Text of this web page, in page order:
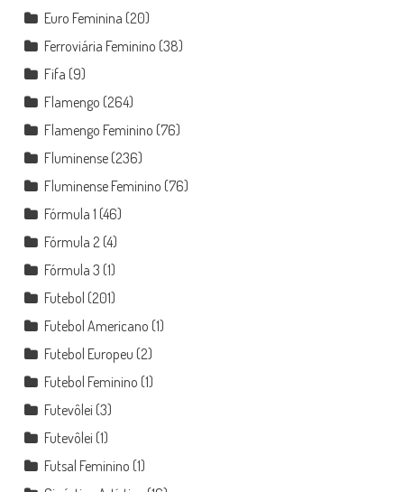
Euro Feminina (20)
Ferroviária Feminino (38)
Fifa (9)
Flamengo (264)
Flamengo Feminino (76)
Fluminense(236)
Fluminense Feminino (76)
Fórmula 1 (46)
Fórmula 2(4)
Fórmula 3 (1)
Futebol (201)
Futebol Americano (1)
Futebol Europeu (2)
Futebol Feminino (1)
Futevôlei (3)
Futevôlei (1)
Futsal Feminino (1)